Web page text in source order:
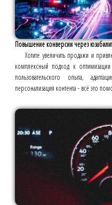
Повышение конверсии через
Хотите увеличить продажи и
комплексный подход к
пользовательского опыта,
персонализация контента - всё это